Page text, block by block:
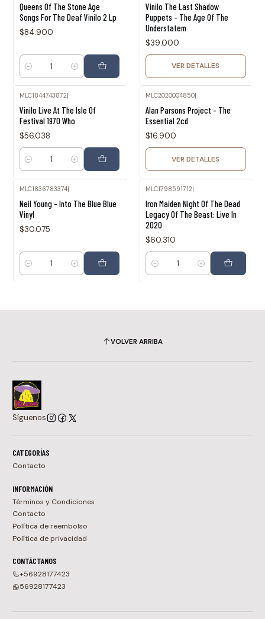
Queens Of The Stone Age
Songs For The Deaf Vinilo 2 Lp
$84.900
Cantidad
Vinilo The Last Shadow
Puppets - The Age Of The
Understatem
$39.000
VER DETALLES
MLC1844743872|
Vinilo Live At The Isle Of
Festival 1970 Who
$56.038
Cantidad
MLC2020004850
Alan Parsons Project - The
Essential 2cd
$16.900
VER DETALLES
MLC1836783374|
Neil Young - Into The Blue Blue
Vinyl
$30.075
Cantidad
MLC1798591712|
Iron Maiden Night Of The Dead
Legacy Of The Beast: Live In
2020
$60.310
Cantidad
VOLVER ARRIBA
Síguenos
CATEGORÍAS
Contacto
INFORMACIÓN
Términos y Condiciones
Contacto
Política de reembolso
Política de privacidad
CONTÁCTANOS
+56928177423
56928177423